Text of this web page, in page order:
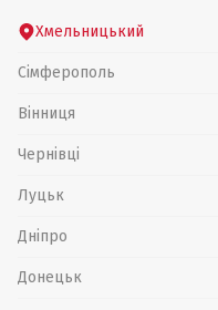
Хмельницький
Сімферополь
Вінниця
Чернівці
Луцьк
Дніпро
Донецьк